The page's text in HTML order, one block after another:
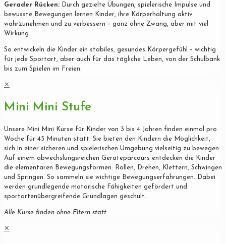
Gerader Rücken: Durch gezielte Übungen, spielerische Impulse und
bewusste Bewegungen lernen Kinder, ihre Körperhaltung aktiv
wahrzunehmen und zu verbessern – ganz ohne Zwang, aber mit viel
Wirkung.
So entwickeln die Kinder ein stabiles, gesundes Körpergefühl – wichtig
für jede Sportart, aber auch für das tägliche Leben, von der Schulbank
bis zum Spielen im Freien.
✕
Mini Mini Stufe
Unsere Mini Mini Kurse für Kinder von 3 bis 4 Jahren finden einmal pro
Woche für 45 Minuten statt. Sie bieten den Kindern die Möglichkeit,
sich in einer sicheren und spielerischen Umgebung vielseitig zu bewegen.
Auf einem abwechslungsreichen Geräteparcours entdecken die Kinder
die elementaren Bewegungsformen: Rollen, Drehen, Klettern, Schwingen
und Springen. So sammeln sie wichtige Bewegungserfahrungen. Dabei
werden grundlegende motorische Fähigkeiten gefördert und
sportartenübergreifende Grundlagen geschult.
Alle Kurse finden ohne Eltern statt.
✕